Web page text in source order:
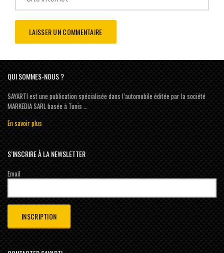
QUI SOMMES-NOUS ?
SAYARTI est une publication spécialisée dans l’automobile éditée par la société
MARKEDIA SARL basée à Tunis …
En savoir plus
S’INSCRIRE À LA NEWSLETTER
Email